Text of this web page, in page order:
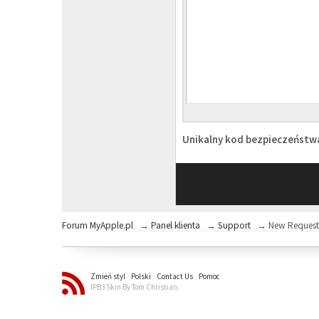
Unikalny kod
Forum MyApple.pl → Panel klienta → Support → New Request
Zmień styl Polski Contact Us
Pomoc
IPB3 Skin By Tom Christian.